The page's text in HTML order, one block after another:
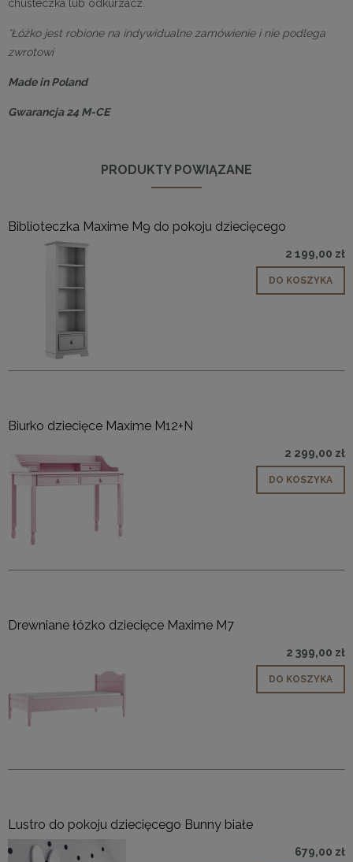
chusteczka lub odkurzacz.
*Łóżko jest robione na indywidualne zamówienie i nie podlega
zwrotowi
Made in Poland
Gwarancja 24 M-CE
PRODUKTY POWIĄZANE
Biblioteczka Maxime M9 do pokoju dziecięcego
2 199,00 zł
DO KOSZYKA
Biurko dziecięce Maxime M12+N
2 299,00 zł
DO KOSZYKA
Drewniane łózko dziecięce Maxime M7
2 399,00 zł
DO KOSZYKA
Lustro do pokoju dziecięcego Bunny białe
679,00 zł